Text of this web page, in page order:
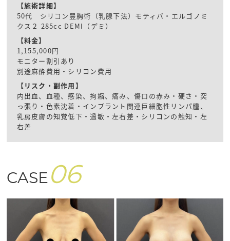
【施術詳細】
50代 シリコン豊胸術（乳腺下法）モティバ・エルゴノミ
クス２ 285cc DEMI（デミ）
【料金】
1,155,000円
モニター割引あり
別途麻酔費用・シリコン費用
【リスク・副作用】
内出血、血種、感染、拘縮、痛み、傷口の赤み・硬さ・突
っ張り・色素沈着・インプラント関連巨細胞性リンパ腫、
乳房皮膚の知覚低下・過敏・左右差・シリコンの触知・左
右差
CASE 06